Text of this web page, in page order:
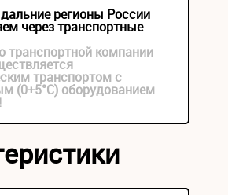
регионы России
через транспортные
транспортной компании
транспортом с
(0+5°С) оборудованием